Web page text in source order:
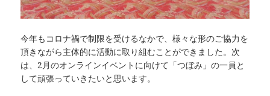
今年もコロナ禍で制限を受けるなかで、様々な形のご協力を
頂きながら主体的に活動に取り組むことができました。次
は、2月のオンラインイベントに向けて「つぼみ」の一員と
して頑張っていきたいと思います。